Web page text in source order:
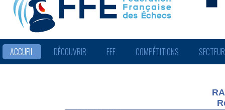
ACCUEIL DÉCOUVRIR FFE COMPÉTITIONS